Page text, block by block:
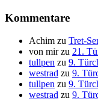
Kommentare
Achim zu Tret-
von mirzu 21.
tullpen zu 9.
westrad zu 9.
tullpen zu 9.
westrad zu 9.